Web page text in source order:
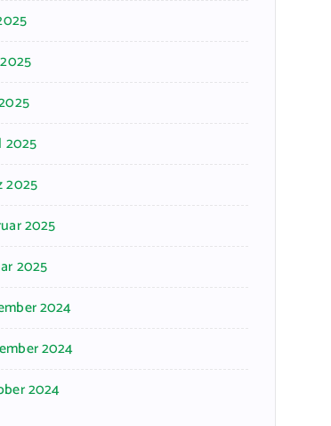
2025
2025
2025
2025
2024
2024
2024